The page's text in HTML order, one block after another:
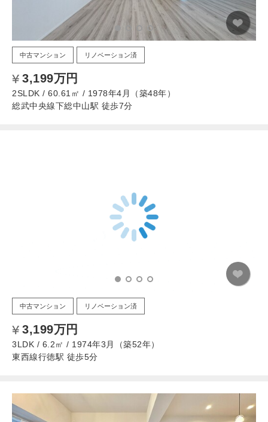
中古マンション リノベーション済
3,199万円
2SLDK / 60.61㎡ / 1978年4月（築48年）
総武中央線下総中山駅 徒歩7分
中古マンション リノベーション済
3,199万円
3LDK / 6.2㎡ / 1974年3月（築52年）
東西線行徳駅 徒歩5分